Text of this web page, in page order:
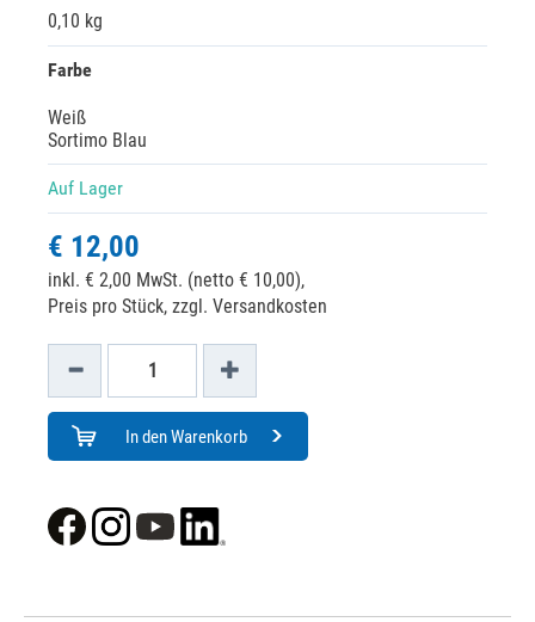
0,10 kg
Farbe
Weiß
Sortimo Blau
Auf Lager
€ 12,00
inkl. € 2,00 MwSt. (netto € 10,00),
Preis pro Stück, zzgl. Versandkosten
In den Warenkorb